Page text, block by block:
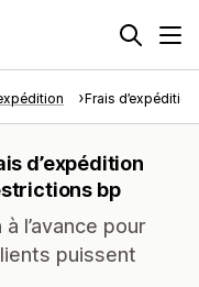
Frais d’expédition
d’expédition
bp
l’avance pour
puissent